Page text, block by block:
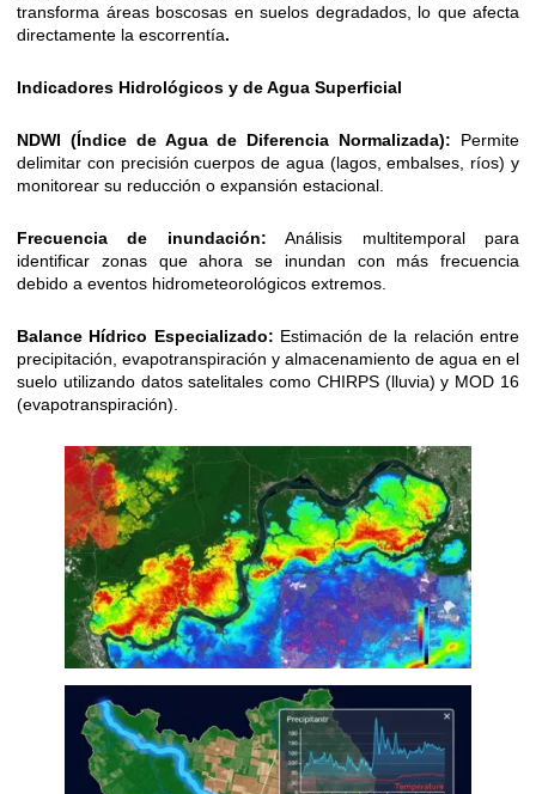
transforma áreas boscosas en suelos degradados, lo que afecta
directamente la escorrentía.
Indicadores Hidrológicos y de Agua Superficial
NDWI (Índice de Agua de Diferencia Normalizada): Permite
delimitar con precisión cuerpos de agua (lagos, embalses, ríos) y
monitorear su reducción o expansión estacional.
Frecuencia de inundación: Análisis multitemporal para
identificar zonas que ahora se inundan con más frecuencia
debido a eventos hidrometeorológicos extremos.
Balance Hídrico Especializado: Estimación de la relación entre
precipitación, evapotranspiración y almacenamiento de agua en el
suelo utilizando datos satelitales como CHIRPS (lluvia) y MOD 16
(evapotranspiración).